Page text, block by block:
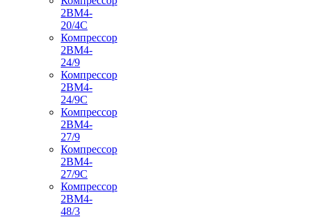
2ВМ4-
20/4С
Компрессор
2ВМ4-
24/9
Компрессор
2ВМ4-
24/9С
Компрессор
2ВМ4-
27/9
Компрессор
2ВМ4-
27/9С
Компрессор
2ВМ4-
48/3